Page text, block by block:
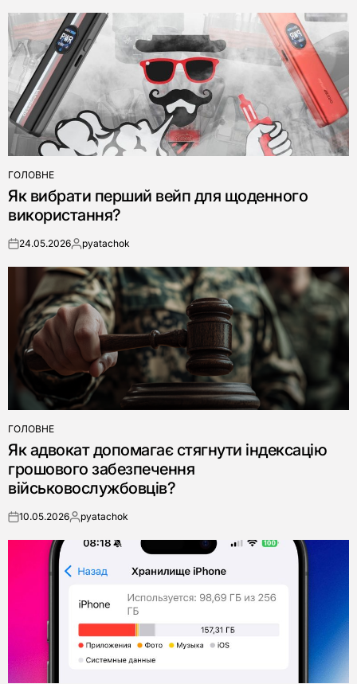
ОПУБЛІКУВАТИ
У
ГОЛОВНЕ
Як вибрати перший вейп для щоденного
використання?
on24.05.2026Опубліковано
pyatachok
ОПУБЛІКУВАТИ
У
ГОЛОВНЕ
Як адвокат допомагає стягнути індексацію
грошового забезпечення
військовослужбовців?
on10.05.2026Опубліковано
pyatachok